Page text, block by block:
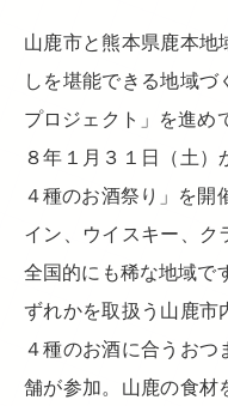
山鹿市と熊本県鹿本地
しを堪能できる地域
プロジェクト」を進め
８年１月３１日（土
４種のお酒祭り」を開
イン、ウイスキー、ク
全国的にも稀な地域で
ずれかを取扱う山鹿市
４種のお酒に合うお
舗が参加。山鹿の食材